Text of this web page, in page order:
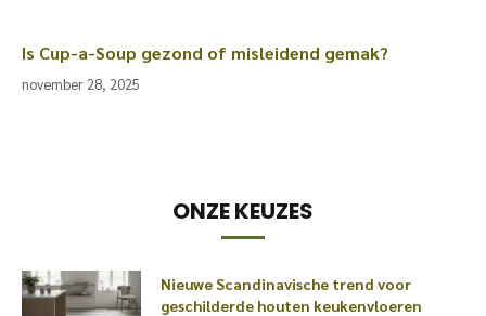
Is Cup-a-Soup gezond of misleidend gemak?
november 28, 2025
ONZE KEUZES
Nieuwe Scandinavische trend voor
geschilderde houten keukenvloeren